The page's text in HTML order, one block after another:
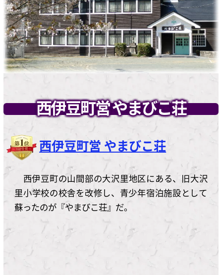
西伊豆町営 やまびこ荘
西伊豆町営 やまびこ荘
西伊豆町の山間部の大沢里地区にある、旧大沢
里小学校の校舎を改修し、青少年宿泊施設として
蘇ったのが『やまびこ荘』だ。